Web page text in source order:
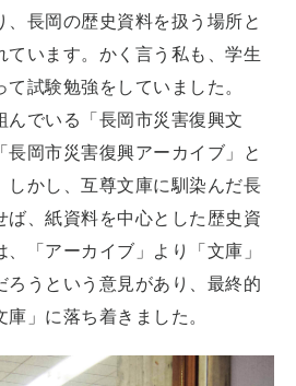
、長岡の歴史資料を扱う場所と
ています。かく言う私も、学生
試験勉強をしていました。
でいる「長岡市災害復興文
長岡市災害復興アーカイブ」と
しかし、互尊文庫に馴染んだ長
ば、紙資料を中心とした歴史資
「アーカイブ」より「文庫」
ろうという意見があり、最終的
庫」に落ち着きました。